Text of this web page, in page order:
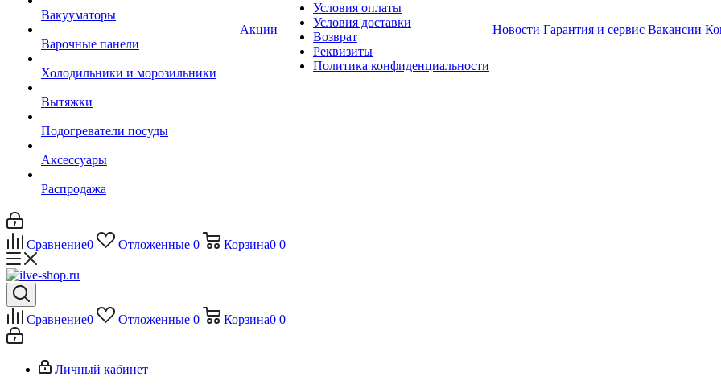
Вакууматоры
Варочные панели
Холодильники и морозильники
Вытяжки
Подогреватели посуды
Аксессуары
Распродажа
Акции
Условия оплаты
Условия доставки
Возврат
Реквизиты
Политика конфиденциальности
Новости Гарантия и сервис Вакансии
Сравнение0 Отложенные 0 Корзина0 0
Сравнение0 Отложенные 0 Корзина0 0
Личный кабинет